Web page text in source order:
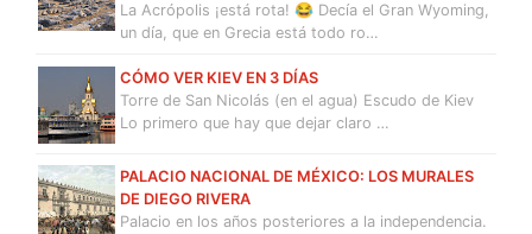
La Acrópolis ¡está rota! 😂 Decía el Gran Wyoming,
un día, que en Grecia está todo ro…
CÓMO VER KIEV EN 3 DÍAS
Torre de San Nicolás (en el agua) Escudo de Kiev
Lo primero que hay que dejar claro …
PALACIO NACIONAL DE MÉXICO: LOS MURALES
DE DIEGO RIVERA
Palacio en los años posteriores a la independencia.